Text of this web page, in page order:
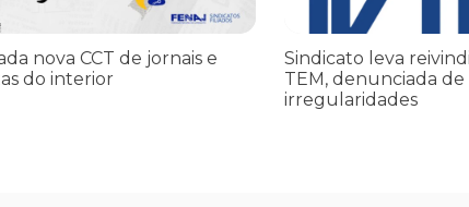
nova CCT de jornais e
do interior
Sindicato leva
TEM, denunciada
irregularidades